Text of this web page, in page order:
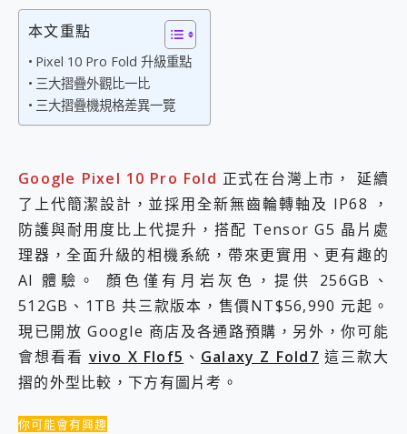
您的專屬AI 助手 Yoga Slim 7 Aura Edition 觸控AI筆電 開箱 評測
動靜皆宜「HUAWEI FreeArc」開放式耳掛耳機，無感配戴! 超穩超服貼，音質、通話也很優質
好玩好拍 vivo V50 ~ 口袋裡的 Zeiss 潮流攝影棚!
25種洗烘模式一機搞定! Roborock 衣莉莎白 H1 Neo分子篩洗脫烘 AI 滾筒洗衣機
給 MSI Claw 系列電競掌機 最完美的家 MSI Nest Docking Station 掌機專屬擴充底座 開箱 評測
B&O 精品級音響! Home+ 中嘉寬頻 SoundBox 劇院串流盒 開箱 評測
2億 APO蔡司長焦神機降臨~ vivo X200 Pro、vivo X200 就是這麼好拍
EaseUS Vocal Remover 免費線上去聲器一鍵去除人聲 人聲 音樂分離 2024 消除人聲推薦
3 個超值 MHN 飛人工具分享~~ iToolab AnyGo 魔物獵人 Now飛人 ios教學 不出門也可以到處走
Locawhere AnyTo 寶可夢飛人 AnyTo 不出門也可以飛遍全世界
小體積 40000mAh 超大容量 一次充5個設備 充好充滿 CUKTECH 酷態科 300W 微型充電站 開箱 評測
97.3% 恢復率，資料救援就是這麼簡單 EaseUS Data Recovery Wizard Free 18.0.0 業界最好的資料救援軟體
本文重點
Pixel 10 Pro Fold 升級重點
三大摺疊外觀比一比
三大摺疊機規格差異一覽
Google Pixel 10 Pro Fold 正式在台灣上市， 延續
了上代簡潔設計，並採用全新無齒輪轉軸及 IP68 ，
防護與耐用度比上代提升，搭配 Tensor G5 晶片處
理器，全面升級的相機系統，帶來更實用、更有趣的
AI 體驗。 顏色僅有月岩灰色，提供 256GB、
512GB、1TB 共三款版本，售價NT$56,990 元起。
現已開放 Google 商店及各通路預購，另外，你可能
會想看看 vivo X Flof5 、 Galaxy Z Fold7 這三款大
摺的外型比較，下方有圖片考。
你可能會有興趣